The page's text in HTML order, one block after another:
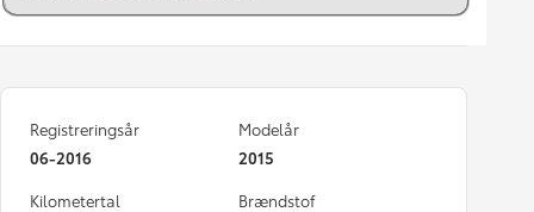
Registreringsår
06-2016
Modelår
2015
Kilometertal
Brændstof